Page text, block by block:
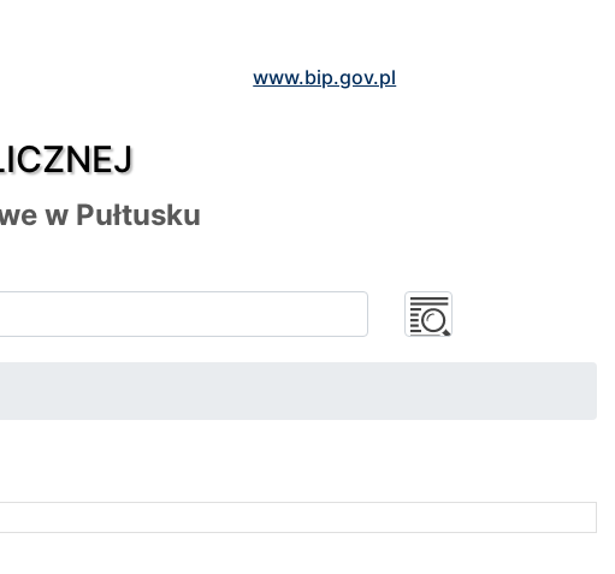
www.bip.gov.pl
w Pułtusku